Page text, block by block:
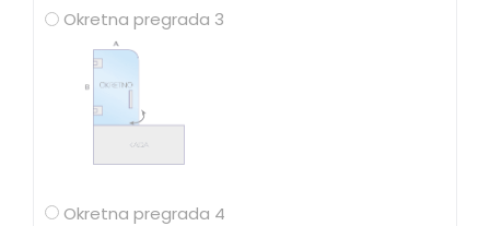
Okretna pregrada 3
Okretna pregrada 4